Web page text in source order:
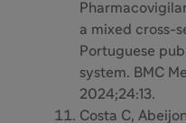
a mixed cross-
Portuguese
system. BMC
2024;24:13.
Costa C,